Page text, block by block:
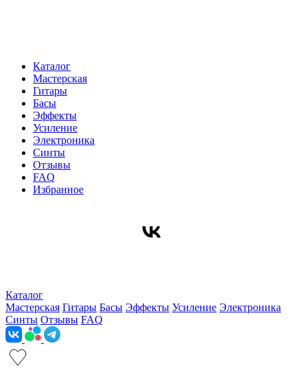
Каталог
Мастерская
Гитары
Басы
Эффекты
Усиление
Электроника
Синты
Отзывы
FAQ
Избранное
Каталог
Мастерская Гитары Басы Эффекты Усиление Электроника
Синты Отзывы FAQ